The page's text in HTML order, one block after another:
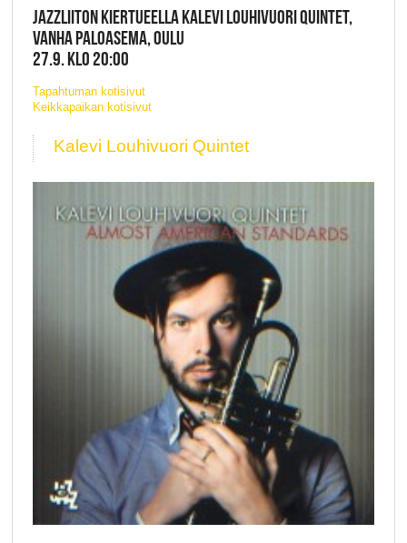
JAZZLIITON KIERTUEELLA KALEVI LOUHIVUORI QUINTET,
VANHA PALOASEMA, OULU
27.9. KLO 20:00
Tapahtuman kotisivut
Keikkapaikan kotisivut
Kalevi Louhivuori Quintet